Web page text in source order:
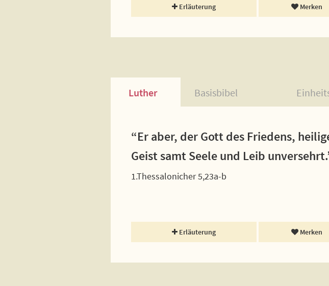
Erläuterung Merken
Luther Basisbibel
“Er aber, der Gott des Friedens,
Geist samt Seele und Leib
1.Thessalonicher 5,23a-b
Erläuterung Merken